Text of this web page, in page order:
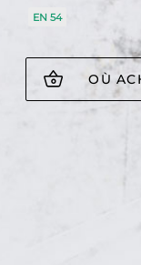
EN 54
OÙ